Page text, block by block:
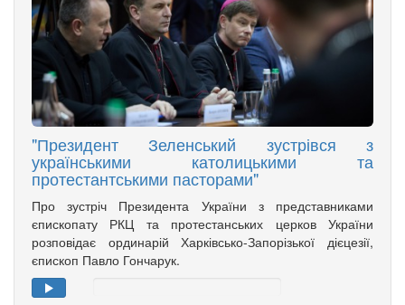
"Президент Зеленський зустрівся з
українськими католицькими та
протестантськими пасторами"
Про зустріч Президента України з представниками
єпископату РКЦ та протестанських церков України
розповідає ординарій Харківсько-Запорізької дієцезії,
єпископ Павло Гончарук.